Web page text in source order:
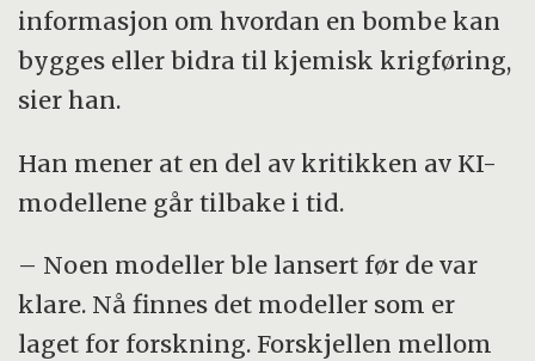
informasjon om hvordan en bombe kan
bygges eller bidra til kjemisk krigføring,
sier han.
Han mener at en del av kritikken av KI-
modellene går tilbake i tid.
– Noen modeller ble lansert før de var
klare. Nå finnes det modeller som er
laget for forskning. Forskjellen mellom